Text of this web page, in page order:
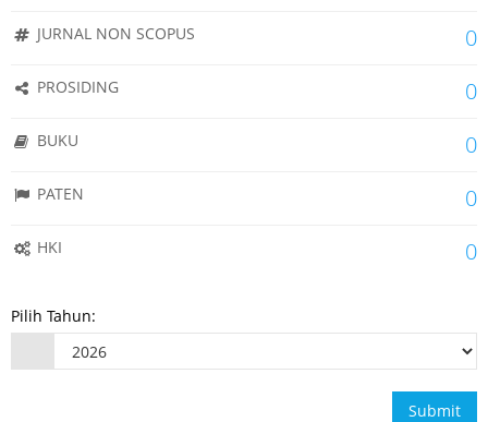
JURNAL NON SCOPUS 0
PROSIDING 0
BUKU 0
PATEN 0
HKI 0
Pilih Tahun:
Submit